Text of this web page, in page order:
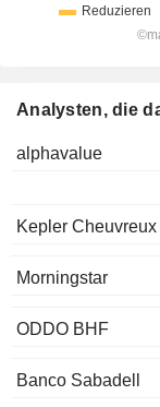
Analysten, die
alphavalue
Kepler Cheuvreux
Morningstar
ODDO BHF
Banco Sabadell